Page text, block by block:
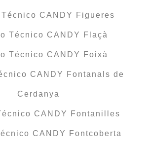
CANDY Figueres
Técnico CANDY Flaçà
Técnico CANDY Foixà
CANDY Fontanals de
Cerdanya
CANDY Fontanilles
CANDY Fontcoberta